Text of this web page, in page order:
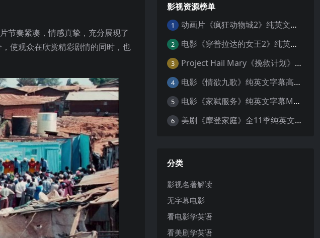
节奏紧凑，情感真挚，充分展现了
使观众在欣赏精彩剧情的同时，也
影视资源榜单
1 动画片《疯狂动物城2》纯英文字幕MP4下载
2 电影《穿普拉达的女王2》纯英文字幕MP4下载
3 Project Hail Mary《挽救计划》纯英文字幕科幻电影MP4下载
4 电影《情欲九歌》纯英文字幕高清MP4下载
5 电影《家弑服务》纯英文字幕MP4下载
6 美剧《摩登家庭》全11季纯英文字幕高清MP4下载
分类
影视名著解读
无字幕电影
看电影学英语
看美剧学英语